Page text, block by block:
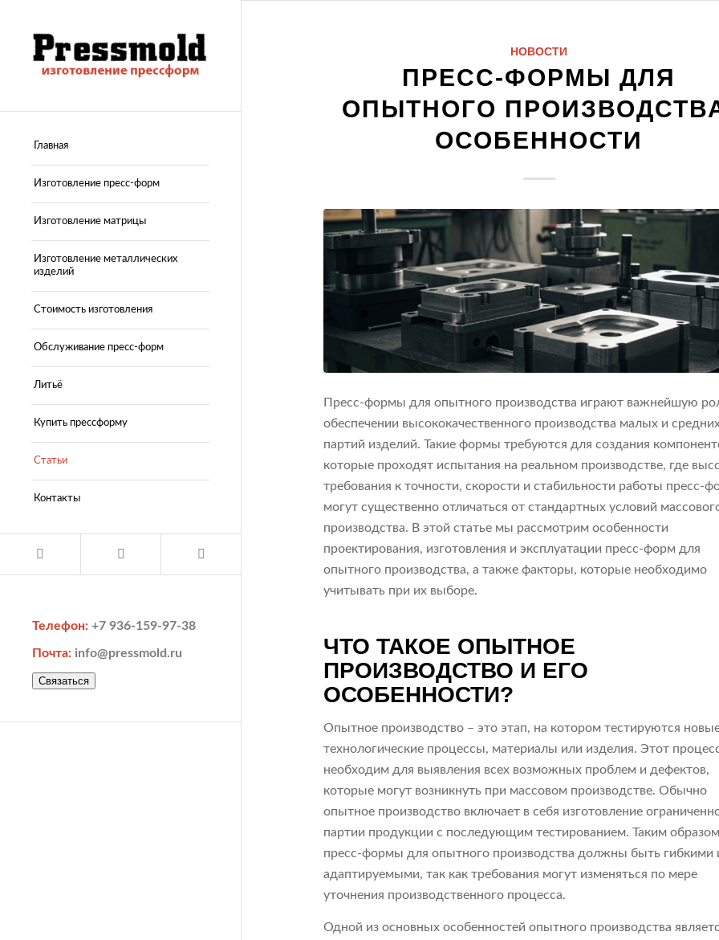
Главная
Изготовление пресс-форм
Изготовление матрицы
Изготовление металлических
изделий
Стоимость изготовления
Обслуживание пресс-форм
Литьё
Купить прессформу
Статьи
Контакты
Телефон: +7 936-159-97-38
Почта: info@pressmold.ru
Связаться
НОВОСТИ
ПРЕСС-ФОРМЫ ДЛЯ
ОПЫТНОГО
ОСОБЕННОСТИ
Пресс-формы для опытного производства играют важнейшую
обеспечении высококачественного производства малых и
партий изделий. Такие формы требуются для создания
которые проходят испытания на реальном производстве, где
требования к точности, скорости и стабильности работы пресс-
могут существенно отличаться от стандартных условий
производства. В этой статье мы рассмотрим особенности
проектирования, изготовления и эксплуатации пресс-форм для
опытного производства, а также факторы, которые необходимо
учитывать при их выборе.
ЧТО ТАКОЕ ОПЫТНОЕ
ПРОИЗВОДСТВО И ЕГО
ОСОБЕННОСТИ?
Опытное производство – это этап, на котором тестируются
технологические процессы, материалы или изделия. Этот
необходим для выявления всех возможных проблем и дефектов,
которые могут возникнуть при массовом производстве. Обычно
опытное производство включает в себя изготовление
партии продукции с последующим тестированием. Таким
пресс-формы для опытного производства должны быть гибкими
адаптируемыми, так как требования могут изменяться по мере
уточнения производственного процесса.
Одной из основных особенностей опытного производства